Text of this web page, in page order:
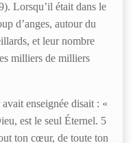
Lorsqu’il était dans le
d’anges, autour du
et leur nombre
milliers de milliers
enseignée disait : «
est le seul Éternel. 5
ton cœur, de toute ton